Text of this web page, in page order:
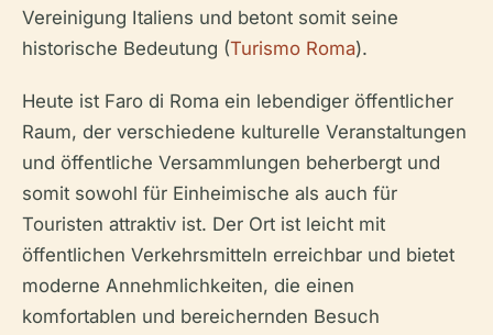
Vereinigung Italiens und betont somit seine
historische Bedeutung (Turismo Roma).
Heute ist Faro di Roma ein lebendiger öffentlicher
Raum, der verschiedene kulturelle Veranstaltungen
und öffentliche Versammlungen beherbergt und
somit sowohl für Einheimische als auch für
Touristen attraktiv ist. Der Ort ist leicht mit
öffentlichen Verkehrsmitteln erreichbar und bietet
moderne Annehmlichkeiten, die einen
komfortablen und bereichernden Besuch